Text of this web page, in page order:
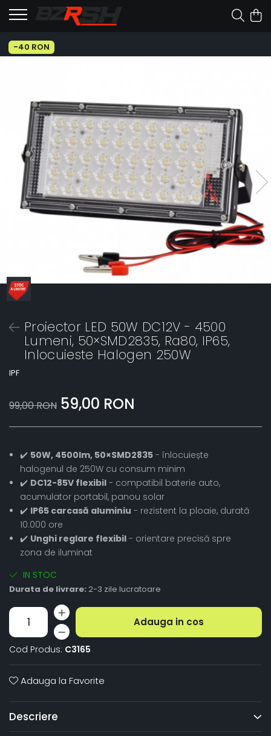
-40 RON
Proiector LED 50W DC12V - 4500
Lumeni, 50×SMD2835, Ra80, IP65,
Inlocuieste Halogen 250W
IPF
99,00 RON 59,00 RON
✔️ 50W, 4500lm, 50×SMD2835 - înlocuiește
halogenul de 250W cu consum minim
✔️ DC12-85V flexibil - compatibil baterie auto,
acumulator portabil, panou solar
✔️ IP65 carcasă aluminiu - rezistent la ploaie, durată
10.000 ore
✔️ Unghi reglare flexibil - orientare precisă spre
zona de iluminat
IN STOC
Durata de livrare: 2-3 zile lucratoare
Adauga in cos
Cod Produs: C3165
Adauga la Favorite
Descriere